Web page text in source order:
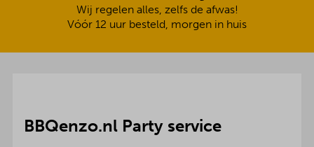
Wij regelen alles, zelfs de afwas!
Vóór 12 uur besteld, morgen in huis
BBQenzo.nl Party service